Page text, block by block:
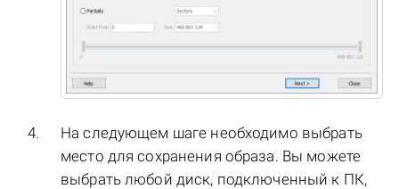
На следующем шаге необходимо выбрать
место для сохранения образа. Вы можете
выбрать любой диск, подключенный к ПК,